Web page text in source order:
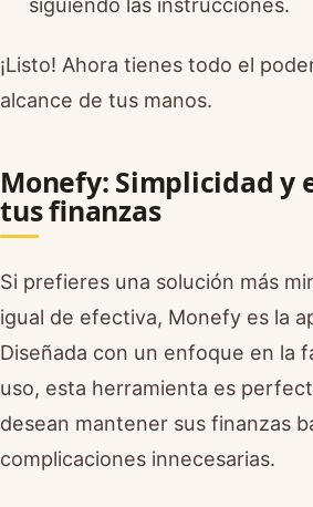
¡Listo! Ahora tienes todo el
alcance de tus manos.
Monefy: Simplicidad y
tus finanzas
Si prefieres una solución más
igual de efectiva, Monefy es la
Diseñada con un enfoque en la
uso, esta herramienta es
desean mantener sus finanzas
complicaciones innecesarias.